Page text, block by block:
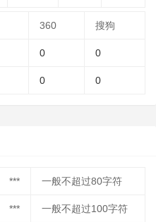
360 搜狗
0 0
0 0
*** 一般不超过80字符
*** 一般不超过100字符